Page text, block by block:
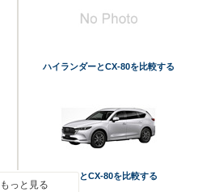
ハイランダーとCX-80を比較する
CX-8とCX-80を比較する
もっと見る